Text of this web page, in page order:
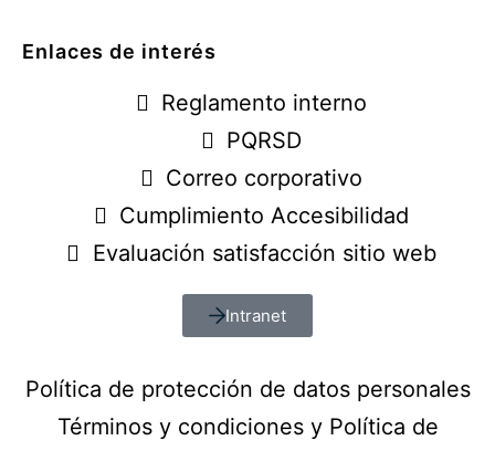
Enlaces de interés
Reglamento interno
PQRSD
Correo corporativo
Cumplimiento Accesibilidad
Evaluación satisfacción sitio web
Intranet
Política de protección de datos personales
Términos y condiciones y Política de